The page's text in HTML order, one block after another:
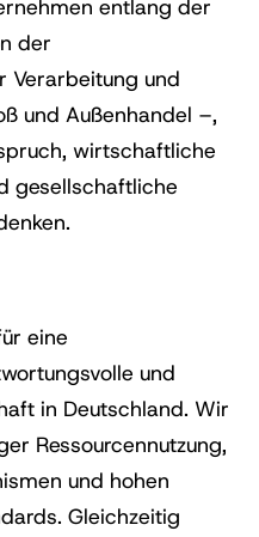
entlang der
der
Verarbeitung und
und Außenhandel –,
wirtschaftliche
gesellschaftliche
eine
und
in Deutschland. Wir
Ressourcennutzung,
und hohen
Gleichzeitig